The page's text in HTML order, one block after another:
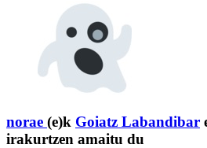
norae (e)k Goiatz Labandibar
irakurtzen amaitu du